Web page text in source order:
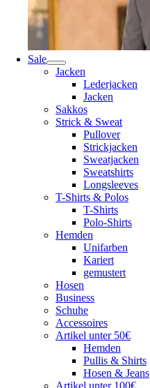
Sale
Jacken
Lederjacken
Jacken
Sakkos
Strick & Sweat
Pullover
Strickjacken
Sweatjacken
Sweatshirts
Longsleeves
T-Shirts & Polos
T-Shirts
Polo-Shirts
Hemden
Unifarben
Kariert
gemustert
Hosen
Business
Schuhe
Accessoires
Artikel unter 50€
Hemden
Pullis & Shirts
Hosen & Jeans
Artikel unter 100€